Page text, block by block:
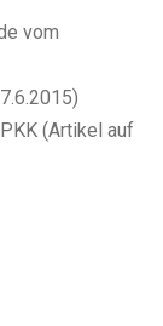
vom
(Artikel auf